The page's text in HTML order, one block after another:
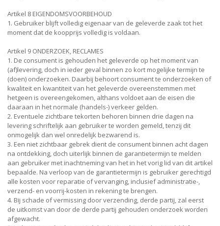
Artikel 8 EIGENDOMSVOORBEHOUD
1. Gebruiker blijft volledig eigenaar van de geleverde zaak tot het
moment dat de koopprijs volledig is voldaan.
Artikel 9 ONDERZOEK, RECLAMES
1. De consument is gehouden het geleverde op het moment van
(af)levering, doch in ieder geval binnen zo kort mogelijke termijn te
(doen) onderzoeken. Daarbij behoort consument te onderzoeken of
kwaliteit en kwantiteit van het geleverde overeenstemmen met
hetgeen is overeengekomen, althans voldoet aan de eisen die
daaraan in het normale (handels-) verkeer gelden.
2. Eventuele zichtbare tekorten behoren binnen drie dagen na
levering schriftelijk aan gebruiker te worden gemeld, tenzij dit
onmogelijk dan wel onredelijk bezwarend is.
3. Een niet zichtbaar gebrek dient de consument binnen acht dagen
na ontdekking, doch uiterlijk binnen de garantietermijn te melden
aan gebruiker met inachtneming van het in het vorig lid van dit artikel
bepaalde. Na verloop van de garantietermijn is gebruiker gerechtigd
alle kosten voor reparatie of vervanging, inclusief administratie-,
verzend- en voorrij-kosten in rekening te brengen.
4. Bij schade of vermissing door verzending, derde partij, zal eerst
de uitkomst van door de derde partij gehouden onderzoek worden
afgewacht.